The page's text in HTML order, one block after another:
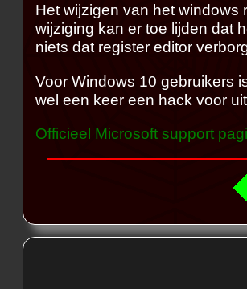
Het wijzigen van het windows
wijziging kan er toe lijden dat
niets dat register editor
Voor Windows 10 gebruikers
wel een keer een hack voor
Officieel Microsoft support